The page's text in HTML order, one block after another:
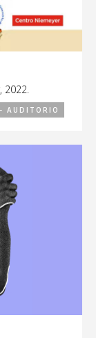
2022.
AUDITORIO